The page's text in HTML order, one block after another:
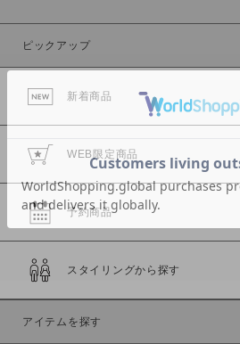
カラー
商品タイプ
ピックアップ
新着商品
WEB限定商品
予約商品
スタイリングから探す
アイテムを探す